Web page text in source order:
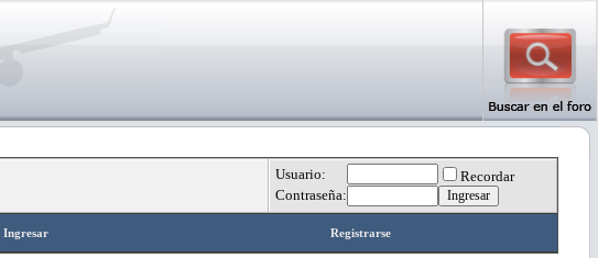
Usuario:
Recordar
Contraseña:
Ingresar Registrarse